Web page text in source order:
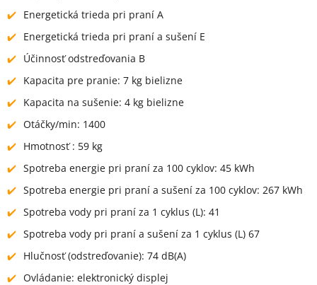
Energetická trieda pri praní A
Energetická trieda pri praní a sušení E
Účinnosť odstreďovania B
Kapacita pre pranie: 7 kg bielizne
Kapacita na sušenie: 4 kg bielizne
Otáčky/min: 1400
Hmotnosť : 59 kg
Spotreba energie pri praní za 100 cyklov: 45 kWh
Spotreba energie pri praní a sušení za 100 cyklov: 267 kWh
Spotreba vody pri praní za 1 cyklus (L): 41
Spotreba vody pri praní a sušení za 1 cyklus (L) 67
Hlučnosť (odstreďovanie): 74 dB(A)
Ovládanie: elektronický displej